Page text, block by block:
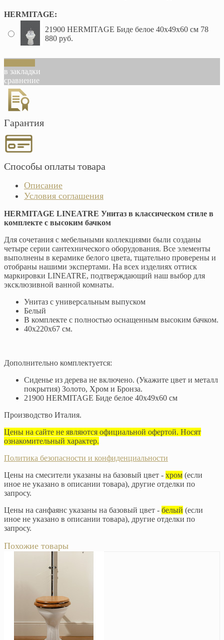
HERMITAGE:
21900 HERMITAGE Биде белое 40х49х60 см 78
880 руб.
в закладки
сравнение
Гарантия
Способы оплаты товара
Описание
Условия соглашения
HERMITAGE LINEATRE Унитаз в классическом стиле в
комплекте с высоким бачком
Для сочетания с мебельными коллекциями были созданы
четыре серии сантехнического оборудования. Все элементы
выполнены в керамике белого цвета, тщательно проверены и
отобраны нашими экспертами. На всех изделиях оттиск
маркировки LINEATRE, подтверждающий наш выбор для
эксклюзивной ванной комнаты.
Унитаз с универсальным выпуском
Белый
В комплекте с полностью оснащенным высоким бачком.
40х220х67 см.
Дополнительно комплектуется:
Сиденье из дерева не включено. (Укажите цвет и металл
покрытия) Золото, Хром и Бронза.
21900 HERMITAGE Биде белое 40х49х60 см
Производство Италия.
Цены на сайте не являются официальной офертой. Носят
ознакомительный характер.
Политика безопасности и конфиденциальности
Цены на смесители указаны на базовый цвет - хром (если
иное не указано в описании товара), другие отделки по
запросу.
Цены на санфаянс указаны на базовый цвет - белый (если
иное не указано в описании товара), другие отделки по
запросу.
Похожие товары